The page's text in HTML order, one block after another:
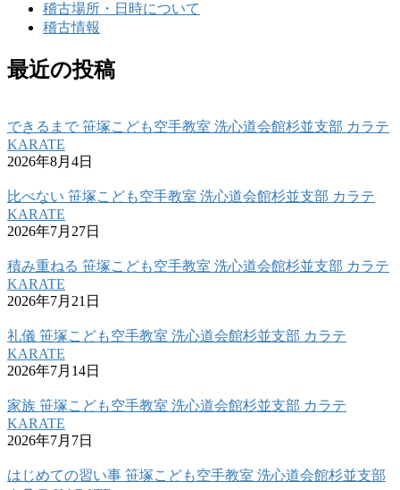
稽古場所・日時について
稽古情報
最近の投稿
できるまで 笹塚こども空手教室 洗心道会館杉並支部 カラテ
KARATE
2026年8月4日
比べない 笹塚こども空手教室 洗心道会館杉並支部 カラテ
KARATE
2026年7月27日
積み重ねる 笹塚こども空手教室 洗心道会館杉並支部 カラテ
KARATE
2026年7月21日
礼儀 笹塚こども空手教室 洗心道会館杉並支部 カラテ
KARATE
2026年7月14日
家族 笹塚こども空手教室 洗心道会館杉並支部 カラテ
KARATE
2026年7月7日
はじめての習い事 笹塚こども空手教室 洗心道会館杉並支部